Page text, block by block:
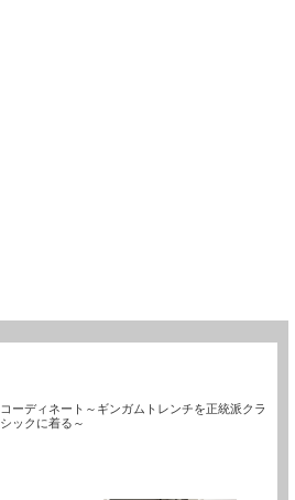
コーディネート～ギンガムトレンチを正統派クラ
シックに着る～